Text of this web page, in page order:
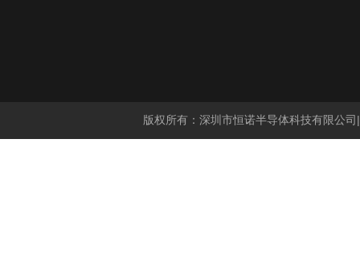
版权所有：深圳市恒诺半导体科技有限公